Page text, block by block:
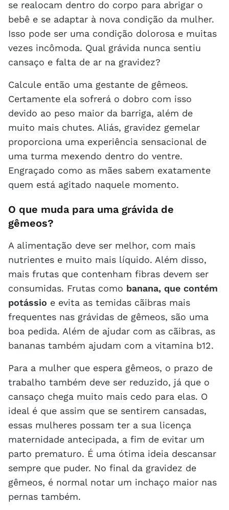
se realocam dentro do corpo para abrigar o
bebê e se adaptar à nova condição da mulher.
Isso pode ser uma condição dolorosa e muitas
vezes incômoda. Qual grávida nunca sentiu
cansaço e falta de ar na gravidez?
Calcule então uma gestante de gêmeos.
Certamente ela sofrerá o dobro com isso
devido ao peso maior da barriga, além de
muito mais chutes. Aliás, gravidez gemelar
proporciona uma experiência sensacional de
uma turma mexendo dentro do ventre.
Engraçado como as mães sabem exatamente
quem está agitado naquele momento.
O que muda para uma grávida de
gêmeos?
A alimentação deve ser melhor, com mais
nutrientes e muito mais líquido. Além disso,
mais frutas que contenham fibras devem ser
consumidas. Frutas como banana, que contém
potássio e evita as temidas cãibras mais
frequentes nas grávidas de gêmeos, são uma
boa pedida. Além de ajudar com as cãibras, as
bananas também ajudam com a vitamina b12.
Para a mulher que espera gêmeos, o prazo de
trabalho também deve ser reduzido, já que o
cansaço chega muito mais cedo para elas. O
ideal é que assim que se sentirem cansadas,
essas mulheres possam ter a sua licença
maternidade antecipada, a fim de evitar um
parto prematuro. É uma ótima ideia descansar
sempre que puder. No final da gravidez de
gêmeos, é normal notar um inchaço maior nas
pernas também.